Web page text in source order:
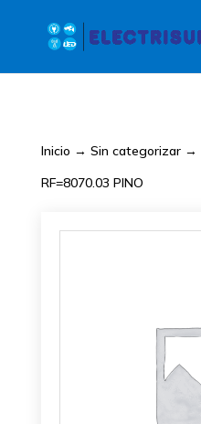
Inicio → Sin categorizar→
RF=8070.03 PINO